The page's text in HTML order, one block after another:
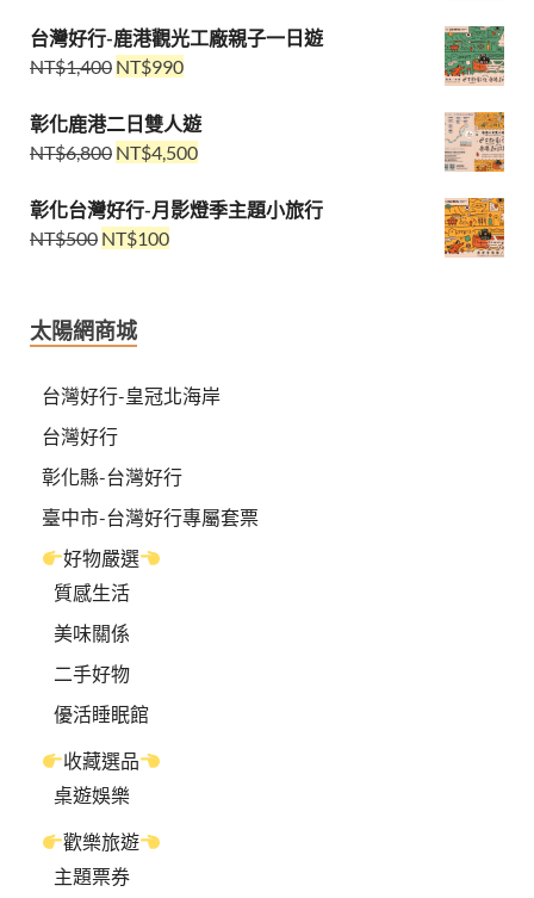
台灣好行-鹿港觀光工廠親子一日遊
NT$1,400 NT$990
彰化鹿港二日雙人遊
NT$6,800 NT$4,500
彰化台灣好行-月影燈季主題小旅行
NT$500 NT$100
太陽網商城
台灣好行-皇冠北海岸
台灣好行
彰化縣-台灣好行
臺中市-台灣好行專屬套票
好物嚴選
質感生活
美味關係
二手好物
優活睡眠館
收藏選品
桌遊娛樂
歡樂旅遊
主題票券